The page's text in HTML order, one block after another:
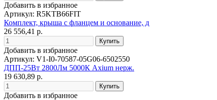
Добавить в избранное
Артикул: R5KTB66FIT
Комплект, крыша с фланцем и основание, д
26 556,41 р.
Добавить в избранное
Артикул: V1-I0-70587-05G06-6502550
ДПП-25Вт 2800Лм 5000К Axium нерж.
19 630,89 р.
Добавить в избранное